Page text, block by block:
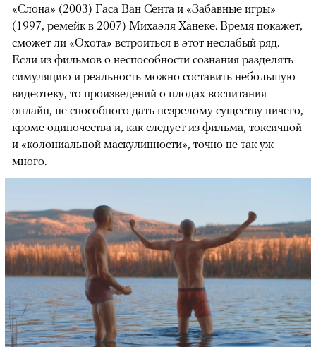
«Слона» (2003) Гаса Ван Сента и «Забавные игры»
(1997, ремейк в 2007) Михаэля Ханеке. Время покажет,
сможет ли «Охота» встроиться в этот неслабый ряд.
Если из фильмов о неспособности сознания разделять
симуляцию и реальность можно составить небольшую
видеотеку, то произведений о плодах воспитания
онлайн, не способного дать незрелому существу ничего,
кроме одиночества и, как следует из фильма, токсичной
и «колониальной маскулинности», точно не так уж
много.